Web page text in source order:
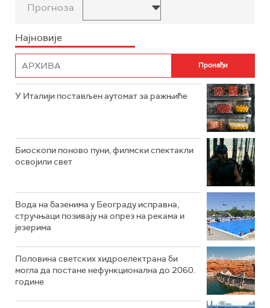
Прогноза
Најновије
У Италији постављен аутомат за ражњиће
Биоскопи поново пуни, филмски спектакли
освојили свет
Вода на базенима у Београду исправна,
стручњаци позивају на опрез на рекама и
језерима
Половина светских хидроелектрана би
могла да постане нефункционална до 2060.
године